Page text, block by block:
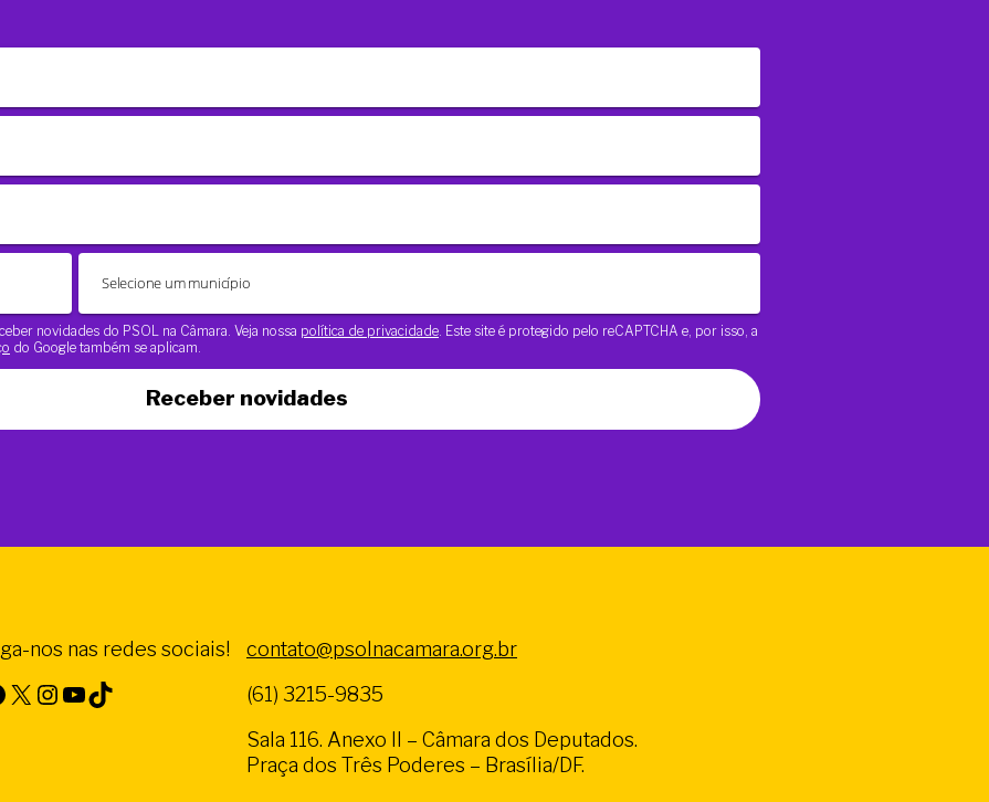
novidades do PSOL na Câmara. Veja nossa política de privacidade . Este site é protegido pelo reCAPTCHA e, por isso, a
do Google também se aplicam.
Receber novidades
nos nas redes sociais!
X Instagram Youtube TikTok
contato@psolnacamara.org.br
(61) 3215-9835
Sala 116. Anexo II – Câmara dos Deputados.
Praça dos Três Poderes – Brasília/DF.